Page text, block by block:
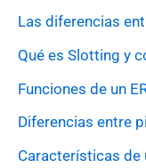
Las diferencias
Qué es Slotting y
Funciones de un
Diferencias entre
Características de